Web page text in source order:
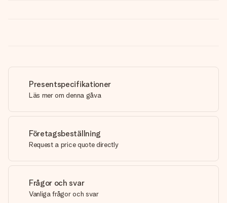
Presentspecifikationer
Läs mer om denna gåva
Företagsbeställning
Request a price quote directly
Frågor och svar
Vanliga frågor och svar